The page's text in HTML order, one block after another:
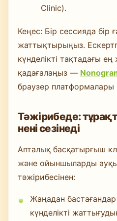
Clinic).
Кеңес: Бір сессияда бір
жаттықтырыңыз.
күнделікті тақтадағы
қадағалаңыз —
браузер платформалары
Тәжірибеде:
нені сезінеді
Апталық басқатырғыш
және ойыншыларды
тәжірибесінен:
Жаңадан
күнделікті